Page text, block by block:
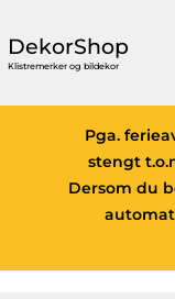
DekorShop
Klistremerker og bildekor
Pga.
stengt
Dersom du